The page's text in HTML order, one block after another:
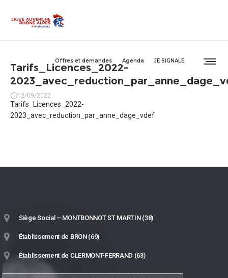
Offres et demandes Agenda JE SIGNALE
Tarifs_Licences_2022-
12/09/2022
Tarifs_Licences_2022-
2023_avec_reduction_par_anne_dage_vdef
Siège Social – MONTBONNOT ST MARTIN (38)
Établissement de BRON (69)
Établissement de CLERMONT-FERRAND (63)